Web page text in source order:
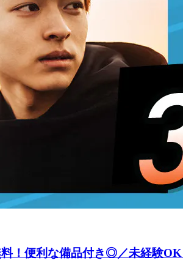
！便利な備品付き◎／未経験